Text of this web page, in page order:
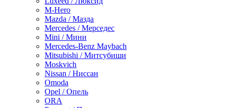
M-Hero
Mazda / Мазда
Mercedes / Мерседес
Mini / Мини
Mercedes-Benz Maybach
Mitsubishi / Митсубиши
Moskvich
Nissan / Ниссан
Omoda
Opel / Опель
ORA